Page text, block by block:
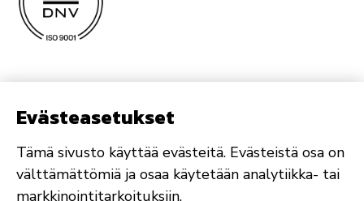
Evästeasetukset
Tämä sivusto käyttää evästeitä. Evästeistä osa on
välttämättömiä ja osaa käytetään analytiikka- tai
markkinointitarkoituksiin.